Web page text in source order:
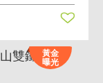
黃金
曝光